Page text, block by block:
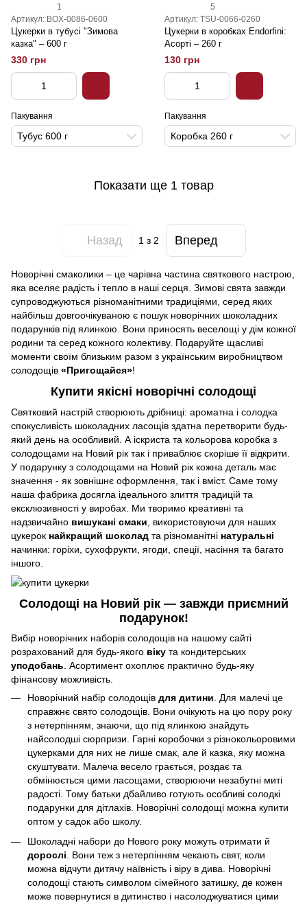
1
Артикул: BOX-0086-0600
Цукерки в тубусі "Зимова
казка" – 600 г
330 грн
Пакування
Тубус 600 г
5
Артикул: TSU-0066-0260
Цукерки в коробках Endorfini:
Асорті – 260 г
130 грн
Пакування
Коробка 260 г
Показати ще 1 товар
Назад 1 з 2 Вперед
Новорічні смаколики – це чарівна частина святкового настрою,
яка вселяє радість і тепло в наші серця. Зимові свята завжди
супроводжуються різноманітними традиціями, серед яких
найбільш довгоочікуваною є пошук новорічних шоколадних
подарунків під ялинкою. Вони приносять веселощі у дім кожної
родини та серед кожного колективу. Подаруйте щасливі
моменти своїм близьким разом з українським виробництвом
солодощів «Пригощайся»!
Купити якісні новорічні солодощі
Святковий настрій створюють дрібниці: ароматна і солодка
спокусливість шоколадних ласощів здатна перетворити будь-
який день на особливий. А іскриста та кольорова коробка з
солодощами на Новий рік так і приваблює скоріше її відкрити.
У подарунку з солодощами на Новий рік кожна деталь має
значення - як зовнішнє оформлення, так і вміст. Саме тому
наша фабрика досягла ідеального злиття традицій та
ексклюзивності у виробах. Ми творимо креативні та
надзвичайно вишукані смаки , використовуючи для наших
цукерок найкращий шоколад та різноманітні натуральні
начинки: горіхи, сухофрукти, ягоди, спеції, насіння та багато
іншого.
Солодощі на Новий рік — завжди приємний
подарунок!
Вибір новорічних наборів солодощів на нашому сайті
розрахований для будь-якого віку та кондитерських
уподобань. Асортимент охоплює практично будь-яку
фінансову можливість.
Новорічний набір солодощів для дитини. Для малечі це
справжнє свято солодощів. Вони очікують на цю пору року
з нетерпінням, знаючи, що під ялинкою знайдуть
найсолодші сюрпризи. Гарні коробочки з різнокольоровими
цукерками для них не лише смак, але й казка, яку можна
скуштувати. Малеча весело грається, роздає та
обмінюється цими ласощами, створюючи незабутні миті
радості. Тому батьки дбайливо готують особливі солодкі
подарунки для дітлахів. Новорічні солодощі можна купити
оптом у садок або школу.
Шоколадні набори до Нового року можуть отримати й
дорослі . Вони теж з нетерпінням чекають свят, коли
можна відчути дитячу наївність і віру в дива. Новорічні
солодощі стають символом сімейного затишку, де кожен
може повернутися в дитинство і насолоджуватися цими